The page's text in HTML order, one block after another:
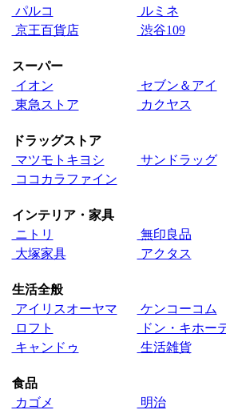
パルコ ルミネ
京王百貨店
渋谷109
スーパー
イオン
セブン＆アイ
東急ストア
カクヤス
ドラッグストア
マツモトキヨシ
サンドラッグ
ココカラファイン
インテリア・家具
ニトリ
無印良品
大塚家具
アクタス
生活全般
アイリスオーヤマ
ケンコーコム
ロフト
ドン・キホー
キャンドゥ
生活雑貨
食品
カゴメ
明治